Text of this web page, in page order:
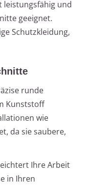
leistungsfähig und
geeignet.
Schutzkleidung,
runde
Kunststoff
wie
da sie saubere,
Ihre Arbeit
in Ihren